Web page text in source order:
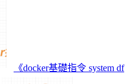
《docker基礎指令 system df